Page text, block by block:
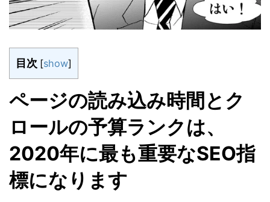
目次 [show]
ページの読み込み時間とク
ロールの予算ランクは、
2020年に最も重要なSEO指
標になります